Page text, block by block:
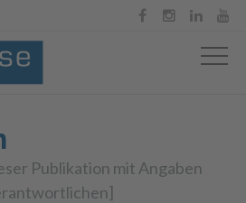
   
Publikation mit Angaben